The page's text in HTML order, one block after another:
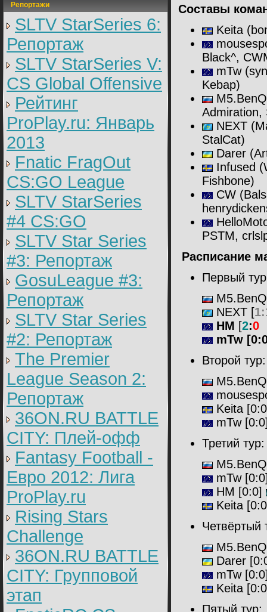
Репортажи
SLTV StarSeries 6:
Репортаж
SLTV StarSeries V:
CS Global Offensive
Рейтинг
ProPlay.ru: Январь
2013
Fnatic FragOut
CS:GO League
SLTV StarSeries
#4 CS:GO
SLTV Star Series
#3: Репортаж
GosuLeague #3:
Репортаж
SLTV Star Series
#2: Репортаж
The Premier
League Season 2:
Репортаж
36ON.RU BATTLE
CITY: Плей-офф
Fantasy Football -
Евро 2012: Лига
ProPlay.ru
Rising Stars
Challenge
36ON.RU BATTLE
CITY: Групповой
этап
Составы
Keita (
Black^,
mTw (
Kebap)
Admiration,
NEXT (
StalCat)
Darer (
Infused
Fishbone)
CW (
PSTM,
Расписание
Первый
NEXT [
HM [2:0
mTw
Второй тур:
Keita [
mTw
Третий тур:
mTw [0:0
HM [0:0]
Keita
Четвёртый
Darer [
mTw [
Keita
Пятый тур: